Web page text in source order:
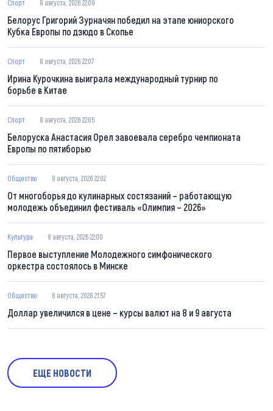
Спорт 8 августа, 2026 22:09
Белорус Григорий Зурначян победил на этапе юниорского
Кубка Европы по дзюдо в Скопье
Спорт 8 августа, 2026 22:07
Ирина Курочкина выиграла международный турнир по
борьбе в Китае
Спорт 8 августа, 2026 22:05
Белоруска Анастасия Орел завоевала серебро чемпионата
Европы по пятиборью
Общество 8 августа, 2026 22:02
От многоборья до кулинарных состязаний – работающую
молодежь объединил фестиваль «Олимпия – 2026»
Культура 8 августа, 2026 22:00
Первое выступление Молодежного симфонического
оркестра состоялось в Минске
Общество 8 августа, 2026 21:57
Доллар увеличился в цене – курсы валют на 8 и 9 августа
ЕЩЕ НОВОСТИ